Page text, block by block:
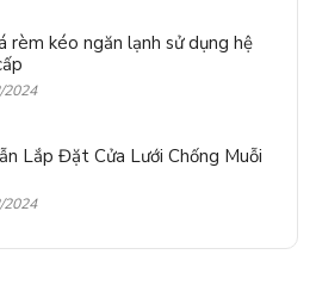
rèm kéo ngăn lạnh sử dụng hệ
2024
Lắp Đặt Cửa Lưới Chống Muỗi
2024